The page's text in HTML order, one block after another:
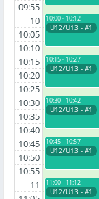
09:55
10
10:05
10:10
10:15
10:20
10:25
10:30
10:35
10:40
10:45
10:50
10:55
11
10:00 - 10:12
U12/U13 - #1
10:15 - 10:27
U12/U13 - #1
10:30 - 10:42
U12/U13 - #1
10:45 - 10:57
U12/U13 - #1
11:00 - 11:12
U12/U13 - #1